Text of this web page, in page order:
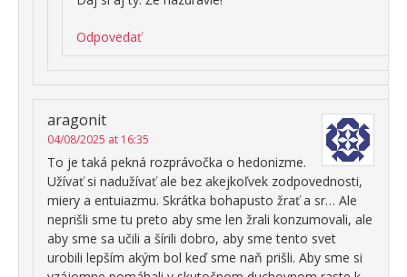
Odpovedať
aragonit
04/08/2025 at 16:35
To je taká pekná rozprávočka o hedonizme.
Užívať si nadužívať ale bez akejkoľvek zodpovednosti,
miery a entuiazmu. Skrátka bohapusto žrať a sr… Ale
neprišli sme tu preto aby sme len žrali konzumovali, ale
aby sme sa učili a šírili dobro, aby sme tento svet
urobili lepším akým bol keď sme naň prišli. Aby sme si